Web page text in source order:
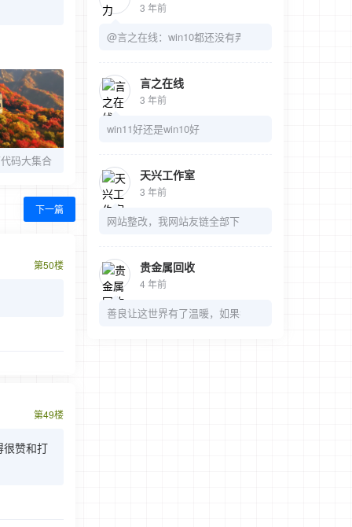
码大集合
下一篇
第50楼
第49楼
很赞和打
3 年前
@言之在线：win10都还没有弄明白呢
言之在线
3 年前
win11好还是win10好
天兴工作室
3 年前
网站整改，我网站友链全部下了，麻烦我的链接也可
贵金属回收
4 年前
善良让这世界有了温暖，如果都是冷漠，那多无趣